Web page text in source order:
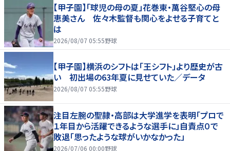
【甲子園】「球児の母の夏」花巻東・萬谷堅心の母
恵美さん 佐々木監督も関心をよせる子育てと
は
2026/08/07 05:55野球
【甲子園】横浜のシフトは「王シフト」より歴史が古
い 初出場の63年夏に見せていた／データ
2026/08/07 05:55野球
注目左腕の聖隷・高部は大学進学を表明「プロで
１年目から活躍できるような選手に」自責点０で
敗退「思ったような球がいかなかった」
2026/07/06 00:00野球